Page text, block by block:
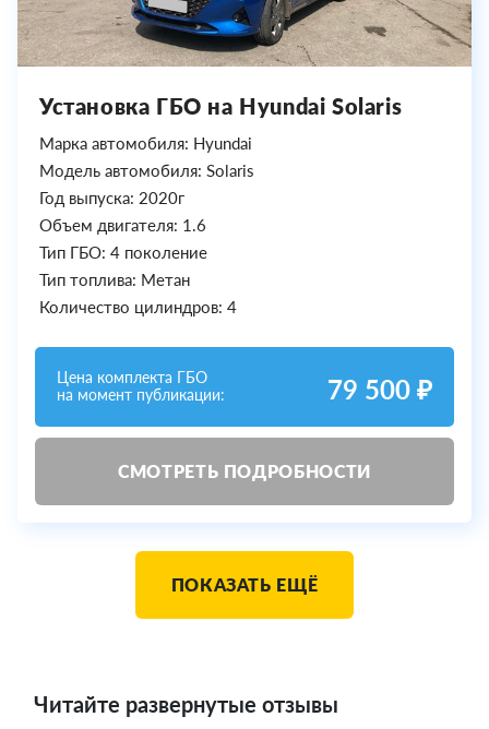
Установка ГБО на Hyundai Solaris
Марка автомобиля: Hyundai
Модель автомобиля: Solaris
Год выпуска: 2020г
Объем двигателя: 1.6
Тип ГБО: 4 поколение
Тип топлива: Метан
Количество цилиндров: 4
Цена комплекта ГБО
на момент публикации:
79 500 ₽
СМОТРЕТЬ ПОДРОБНОСТИ
ПОКАЗАТЬ ЕЩЁ
Читайте развернутые отзывы